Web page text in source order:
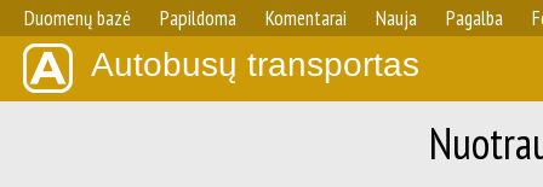
Duomenų bazė Papildoma Komentarai Nauja Pagalba
Autobusų transportas